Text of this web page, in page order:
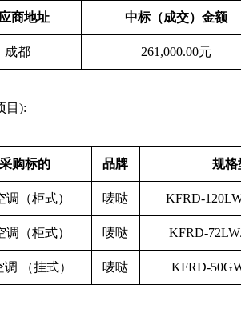
商地址 中标（成交）金额
成都 261,000.00元
目):
采购标的 品牌 规格
调（柜式） 唛哒 KFRD-
调（柜式） 唛哒 KFRD-
调 （挂式） 唛哒 KFRD-